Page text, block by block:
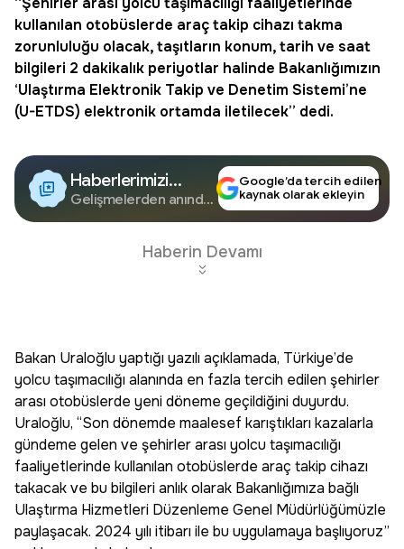
kullanılan otobüslerde araç takip cihazı takma
zorunluluğu olacak, taşıtların konum, tarih ve saat
bilgileri 2 dakikalık periyotlar halinde Bakanlığımızın
‘Ulaştırma Elektronik Takip ve Denetim Sistemi’ne
(U-ETDS) elektronik ortamda iletilecek” dedi.
Haberlerimizi
Google'da Takip
Edin
Gelişmelerden anında
Google’da tercih edilen
kaynak olarak ekleyin
Haberin Devamı
Bakan Uraloğlu yaptığı yazılı açıklamada, Türkiye’de
yolcu taşımacılığı alanında en fazla tercih edilen şehirler
arası otobüslerde yeni döneme geçildiğini duyurdu.
Uraloğlu, “Son dönemde maalesef karıştıkları kazalarla
gündeme gelen ve şehirler arası yolcu taşımacılığı
faaliyetlerinde kullanılan otobüslerde araç takip cihazı
takacak ve bu bilgileri anlık olarak Bakanlığımıza bağlı
Ulaştırma Hizmetleri Düzenleme Genel Müdürlüğümüzle
paylaşacak. 2024 yılı itibarı ile bu uygulamaya başlıyoruz”